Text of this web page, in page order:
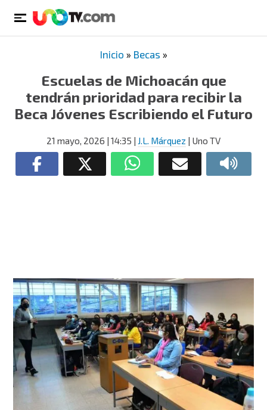
Inicio » Becas »
Escuelas de Michoacán que
tendrán prioridad para recibir la
Beca Jóvenes Escribiendo el Futuro
21 mayo, 2026 | 14:35 | J.L. Márquez | Uno TV